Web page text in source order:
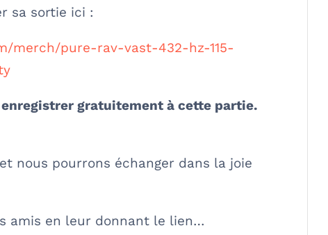
sa sortie ici :
merch/pure-rav-vast-432-hz-115-
enregistrer gratuitement à cette partie.
nous pourrons échanger dans la joie
amis en leur donnant le lien…